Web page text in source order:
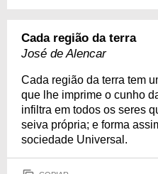
Cada região da terra
José de Alencar
Cada região da terra tem
que lhe imprime o cunho
infiltra em todos os seres
seiva própria; e forma
sociedade Universal.